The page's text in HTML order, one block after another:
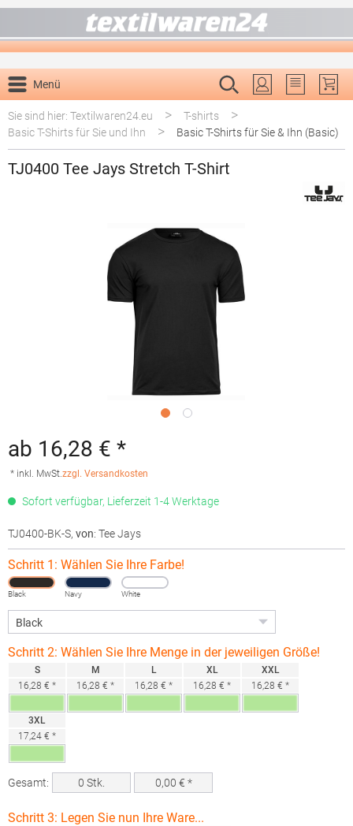
Menü
Du hast 0
Sie sind hier: Textilwaren24.eu
> T-shirts >
Basic T-Shirts für Sie und Ihn > Basic T-Shirts für Sie & Ihn (Basic)
TJ0400 Tee Jays Stretch T-Shirt
ab 16,28 € *
* inkl. MwSt.zzgl. Versandkosten
Sofort verfügbar, Lieferzeit 1-4 Werktage
TJ0400-BK-S, von: Tee Jays
Schritt 1: Wählen Sie Ihre Farbe!
Black Navy White
Schritt 2: Wählen Sie Ihre Menge in der jeweiligen Größe!
S
16,28 € *
M
16,28 € *
L
16,28 € *
XL
16,28 € *
XXL
16,28 € *
3XL
17,24 € *
Gesamt: 0 Stk. 0,00 € *
Schritt 3: Legen Sie nun Ihre Ware...